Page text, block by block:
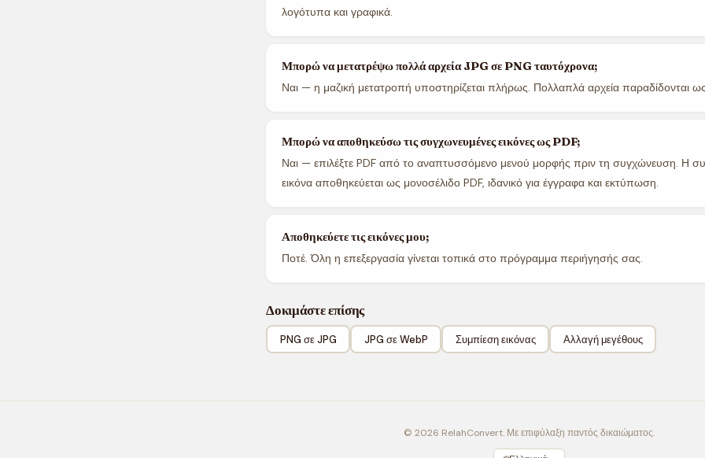
λογότυπα και γραφικά.
Μπορώ να μετατρέψω πολλά αρχεία JPG σε PNG ταυτόχρονα;
Ναι — η μαζική μετατροπή υποστηρίζεται πλήρως. Πολλαπλά αρχεία παραδίδονται
Μπορώ να αποθηκεύσω τις συγχωνευμένες εικόνες ως PDF;
Ναι — επιλέξτε PDF από το αναπτυσσόμενο μενού μορφής πριν τη συγχώνευση. Η
εικόνα αποθηκεύεται ως μονοσέλιδο PDF, ιδανικό για έγγραφα και εκτύπωση.
Αποθηκεύετε τις εικόνες μου;
Ποτέ. Όλη η επεξεργασία γίνεται τοπικά στο πρόγραμμα περιήγησής σας.
Δοκιμάστε επίσης
PNG σε JPG JPG σε WebP Συμπίεση εικόνας Αλλαγή μεγέθους
© 2026 RelahConvert. Με επιφύλαξη παντός δικαιώματος.